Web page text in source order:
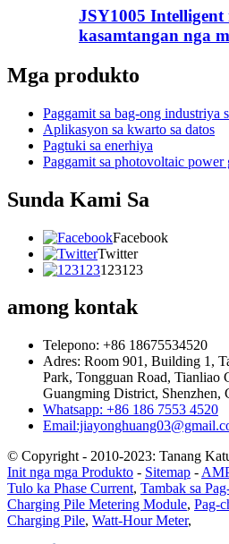
JSY1005 Intelligent
kasamtangan nga
Mga produkto
Paggamit sa bag-ong industriya
Aplikasyon sa kwarto sa datos
Pagtuki sa enerhiya
Paggamit sa photovoltaic power
Sunda Kami Sa
Facebook
Twitter
123123
among kontak
Telepono: +86 18675534520
Adres: Room 901, Building 1,
Park, Tongguan Road, Tianliao
Guangming District, Shenzhen,
Whatsapp: +86 186 7553 4520
© Copyright - 2010-2023: Tanang
Init nga mga Produkto - Sitemap -
Tulo ka Phase Current, Tambak sa
Charging Pile Metering Module, Pag-
Charging Pile, Watt-Hour Meter,